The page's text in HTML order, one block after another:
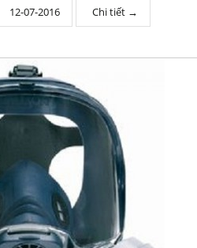
12-07-2016 Chi tiết →